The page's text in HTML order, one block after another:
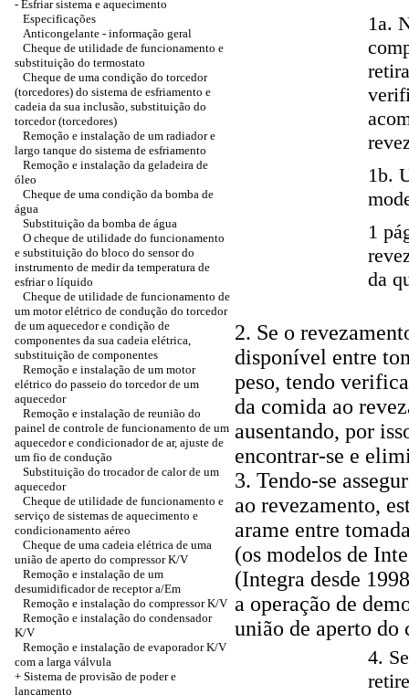
- Esfriar sistema e aquecimento
Especificações
Anticongelante - informação geral
Cheque de utilidade de funcionamento e
substituição do termostato
Cheque de uma condição do torcedor
(torcedores) do sistema de esfriamento e
cadeia da sua inclusão, substituição do
torcedor (torcedores)
Remoção e instalação de um radiador e
largo tanque do sistema de esfriamento
Remoção e instalação da geladeira de
óleo
Cheque de uma condição da bomba de
água
Substituição da bomba de água
O cheque de utilidade do funcionamento
e substituição do bloco do sensor do
instrumento de medir da temperatura de
esfriar o líquido
Cheque de utilidade de funcionamento de
um motor elétrico de condução do torcedor
de um aquecedor e condição de
componentes da sua cadeia elétrica,
substituição de componentes
Remoção e instalação de um motor
elétrico do passeio do torcedor de um
aquecedor
Remoção e instalação de reunião do
painel de controle de funcionamento de um
aquecedor e condicionador de ar, ajuste de
um fio de condução
Substituição do trocador de calor de um
aquecedor
Cheque de utilidade de funcionamento e
serviço de sistemas de aquecimento e
condicionamento aéreo
Cheque de uma cadeia elétrica de uma
união de aperto do compressor K/V
Remoção e instalação de um
desumidificador de receptor a/Em
Remoção e instalação do compressor K/V
Remoção e instalação do condensador
K/V
Remoção e instalação de evaporador K/V
com a larga válvula
+ Sistema de provisão de poder e
lançamento
1a.
1b.
1
da
2. Se o
disponível entre
peso, tendo
da comida ao
ausentando, por
encontrar-se e
3. Tendo-se
ao revezamento,
arame entre
(os modelos de
(Integra desde
a operação de
união de aperto do
4.